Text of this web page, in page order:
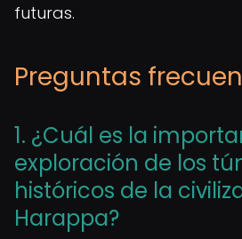
futuras.
Preguntas
1. ¿Cuál es la
exploración de los
históricos de la
Harappa?